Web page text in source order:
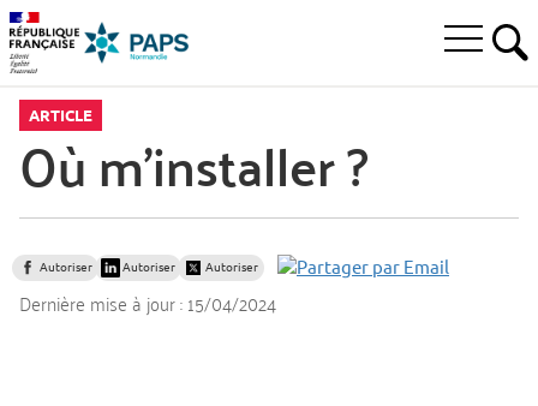
Aller
la
Aller
au
menu
Aller
au
contenu
Ouvrir
ARTICLE
Où m’installer ?
Autoriser Autoriser Autoriser
Dernière mise à jour :15/04/2024